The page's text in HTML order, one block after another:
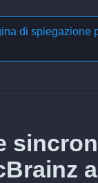
di spiegazione